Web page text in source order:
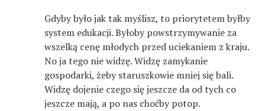
Gdyby było jak tak myślisz, to priorytetem byłby
system edukacji. Byłoby powstrzymywanie za
wszelką cenę młodych przed uciekaniem z kraju.
No ja tego nie widzę. Widzę zamykanie
gospodarki, żeby staruszkowie mniej się bali.
Widzę dojenie czego się jeszcze da od tych co
jeszcze mają, a po nas choćby potop.